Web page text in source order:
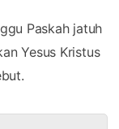
Paskah jatuh
Yesus Kristus